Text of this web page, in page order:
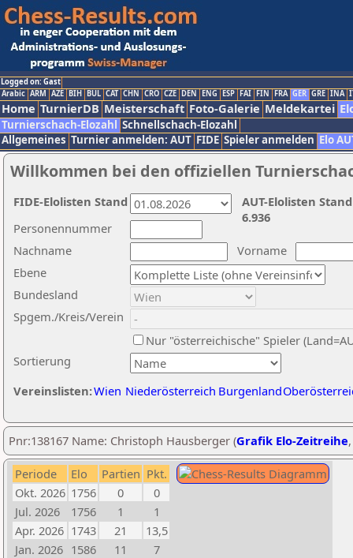
Logged on: Gast
Arabic ARM AZE BIH BUL CAT CHN CRO CZE DEN ENG ESP FAI FIN FRA GER GRE INA
Home TurnierDB Meisterschaft Foto-Galerie Meldekartei
Turnierschach-Elozahl Schnellschach-Elozahl
Allgemeines Turnier anmelden: AUT FIDE Spieler anmelden Elo
Willkommen bei den offiziellen
Nachname
Vorname
Ebene
Sortierung
Personennummer
Bundesland
Spgem./Kreis/Verein
Nur "österreichische" Spieler
Vereinslisten:Wien Niederösterreich Burgenland
AUT-Elolisten
6.936
FIDE-Elolisten Stand
Pnr:138167 Name: Christoph Hausberger (Grafik Elo-Zeitreihe
Periode Elo Partien Pkt.
Okt. 2026 1756 0
0
Jul. 2026
1756 1
1
Apr. 2026 1743 21
13,5
Jan. 2026 1586 11
7